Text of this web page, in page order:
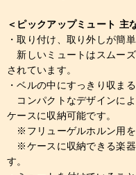
＜ピックアップミュート 主
・取り付け、取り外しが簡単
新しいミュートはスムー
されています。
・ベルの中にすっきり収まる
コンパクトなデザインに
ケースに収納可能です。
※フリューゲルホルン用を
※ケースに収納できる楽器
す。